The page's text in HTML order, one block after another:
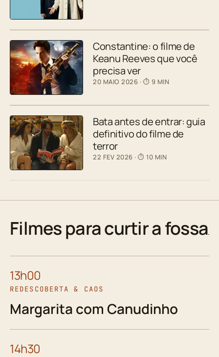
Constantine: o filme de
Keanu Reeves que você
precisa ver
20 MAIO 2026 · ⏱ 9 MIN
Bata antes de entrar: guia
definitivo do filme de
terror
22 FEV 2026 · ⏱ 10 MIN
Filmes para curtir a fossa
13h00
REDESCOBERTA & CAOS
Margarita com Canudinho
14h30